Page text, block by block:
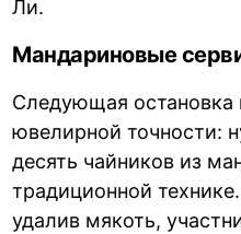
Ли.
Мандариновые
Следующая остановка
ювелирной точности:
десять чайников из
традиционной
удалив мякоть,